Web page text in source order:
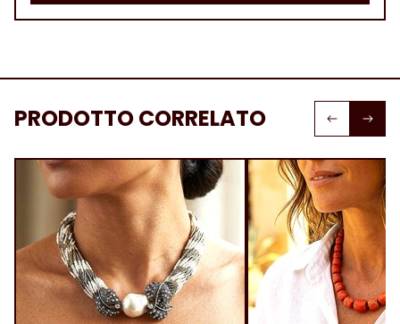
PRODOTTO CORRELATO